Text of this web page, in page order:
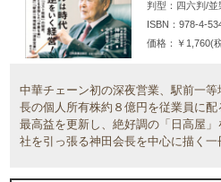
判型
四六判/並
ISBN
978-4-
価格
￥1,760(
中華チェーン初の深夜営業、駅前一
長の個人所有株約８億円を従業員に
最高益を更新し、絶好調の「日高屋
社を引っ張る神田会長を中心に描く一